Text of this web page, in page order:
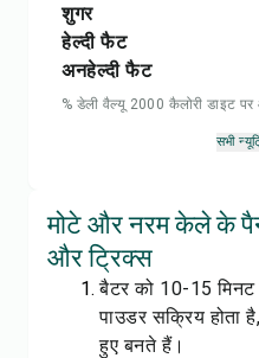
शुगर
हेल्दी फैट
अनहेल्दी फैट
% डेली वैल्यू 2000 कैलोरी डाइट पर
सभी
मोटे और नरम केले के
और ट्रिक्स
बैटर को 10-15
पाउडर सक्रिय
हुए बनते हैं।